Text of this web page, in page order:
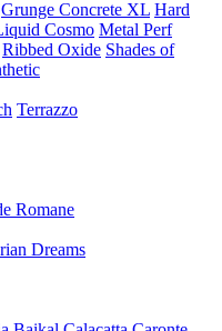
Grunge Concrete XL Hard
Cosmo Metal Perf
Ribbed Oxide Shades of
Terrazzo
Romane
Dreams